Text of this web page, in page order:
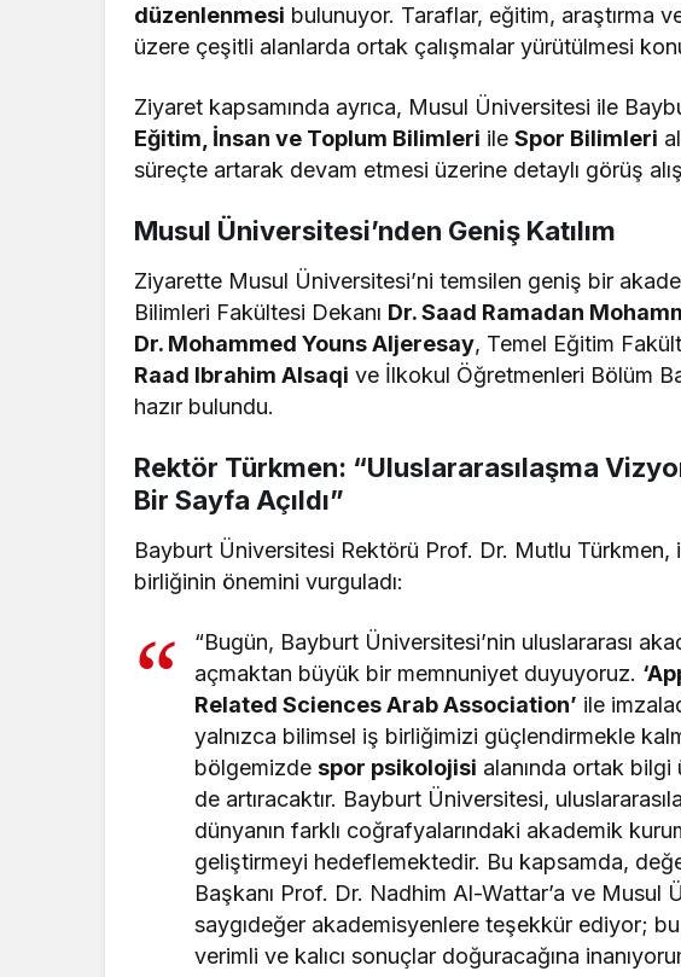
düzenlenmesi bulunuyor. Taraflar, eğitim, araştırma
üzere çeşitli alanlarda ortak çalışmalar yürütülmesi
Ziyaret kapsamında ayrıca, Musul Üniversitesi ile
Eğitim, İnsan ve Toplum Bilimleri ileSpor Bilimleri
süreçte artarak devam etmesi üzerine detaylı görüş
Musul Üniversitesi’nden Geniş Katılım
Ziyarette Musul Üniversitesi’ni temsilen geniş bir
Bilimleri Fakültesi Dekanı Dr. Saad Ramadan
Dr. Mohammed Youns Aljeresay, Temel Eğitim
Raad Ibrahim Alsaqi ve İlkokul Öğretmenleri Bölüm
hazır bulundu.
Rektör Türkmen: “Uluslararasılaşma
Bir Sayfa Açıldı”
Bayburt Üniversitesi Rektörü Prof. Dr. Mutlu Türkmen,
birliğinin önemini vurguladı:
“Bugün, Bayburt Üniversitesi’nin uluslararası
açmaktan büyük bir memnuniyet duyuyoruz.
Related Sciences Arab Association’ ile
yalnızca bilimsel iş birliğimizi güçlendirmekle
bölgemizdespor psikolojisi alanında ortak
de artıracaktır. Bayburt Üniversitesi,
dünyanın farklı coğrafyalarındaki akademik
geliştirmeyi hedeflemektedir. Bu kapsamda,
Başkanı Prof. Dr. Nadhim Al-Wattar’a ve Musul
saygıdeğer akademisyenlere teşekkür ediyor;
verimli ve kalıcı sonuçlar doğuracağına